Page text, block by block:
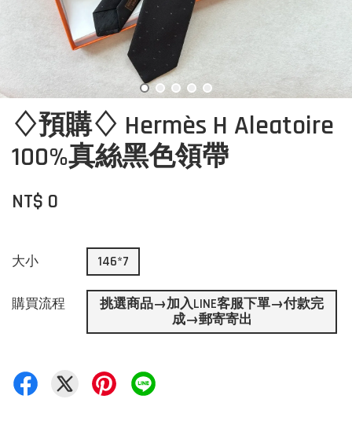
♢預購♢ Hermès H Aleatoire
100%真絲黑色領帶
NT$ 0
大小 146*7
購買流程
挑選商品→加入LINE客服下單→付款完
成→郵寄寄出